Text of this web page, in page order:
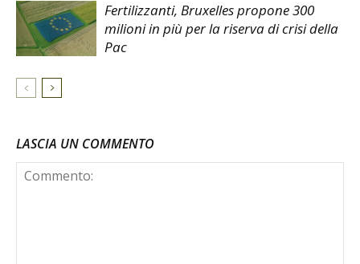
Fertilizzanti, Bruxelles propone 300
milioni in più per la riserva di crisi della
Pac
LASCIA UN COMMENTO